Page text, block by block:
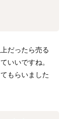
だったら売る
いいですね。
もらいました